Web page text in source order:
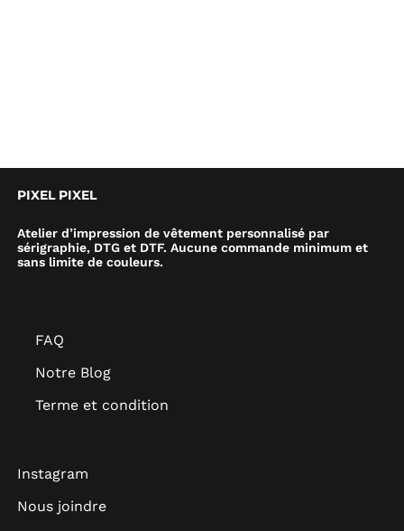
PIXEL PIXEL
Atelier d’impression de vêtement personnalisé par
sérigraphie, DTG et DTF. Aucune commande minimum et
sans limite de couleurs.
FAQ
Notre Blog
Terme et condition
Instagram
Nous joindre